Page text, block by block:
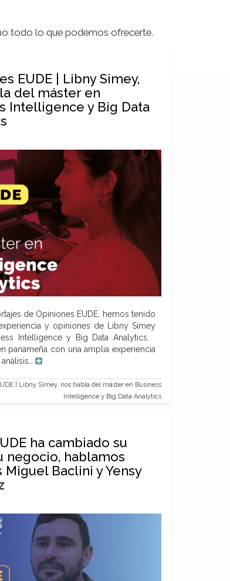
todo lo que podemos ofrecerte.
EUDE | Libny Simey,
del máster en
Intelligence y Big Data
de Opiniones EUDE, hemos tenido
y opiniones de Libny Simey
Intelligence y Big Data Analytics.
panameña con una amplia experiencia
| Libny Simey, nos habla del máster en Business
Intelligence y Big Data Analytics
ha cambiado su
negocio, hablamos
Miguel Baclini y Yensy